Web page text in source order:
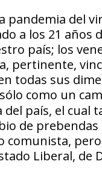
del
a los 21 años
país; los
pertinente,
todas sus
como un
país, el cual
de
Liberal, de